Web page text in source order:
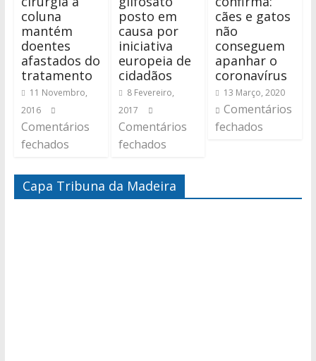
coluna
mantém
doentes
afastados do
tratamento
11 Novembro,
2016
Comentários
fechados
posto em
causa por
iniciativa
europeia de
cidadãos
8 Fevereiro,
2017
Comentários
fechados
cães e gatos
não
conseguem
apanhar o
coronavírus
13 Março, 2020
Comentários
fechados
Capa Tribuna da Madeira